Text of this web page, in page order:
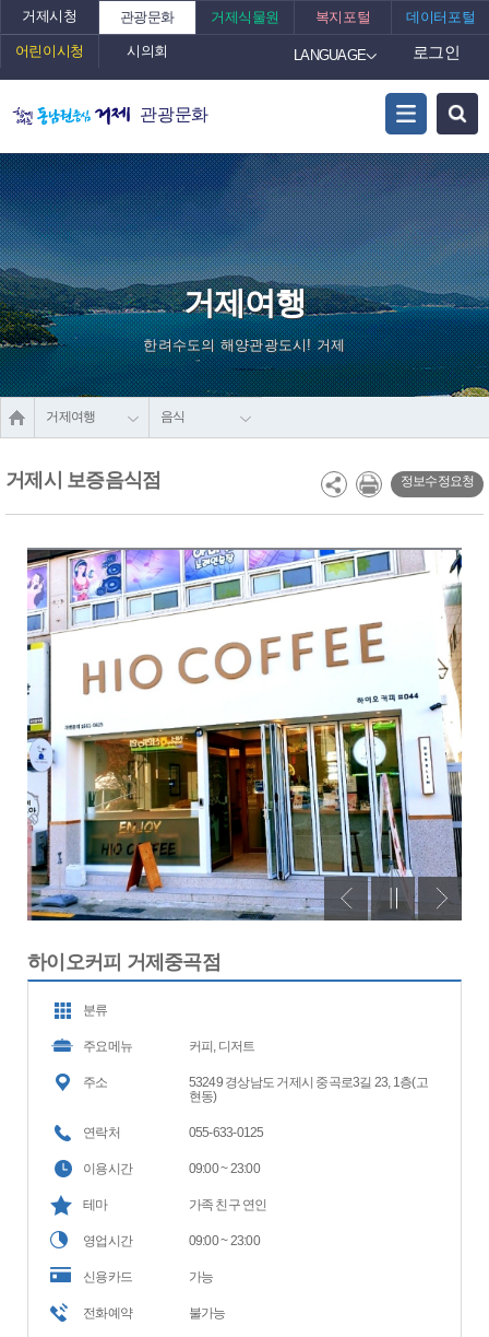
거제시청 관광문화 거제식물원 복지포털 데이터포털
어린이시청 시의회 LANGUAGE 로그인
관광문화
거제여행
한려수도의 해양관광도시! 거제
거제여행 음식
거제시 보증음식점 정보수정요청
하이오커피 거제중곡점
분류
주요메뉴 커피, 디저트
주소
53249 경상남도 거제시 중곡로3길 23, 1층(고
현동)
연락처 055-633-0125
이용시간 09:00 ~ 23:00
테마 가족 친구 연인
영업시간 09:00 ~ 23:00
신용카드 가능
전화예약 불가능